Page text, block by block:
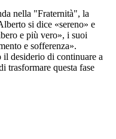
nella "Fraternità", la
si dice «sereno» e
e più vero», i suoi
e sofferenza».
il desiderio di continuare a
trasformare questa fase